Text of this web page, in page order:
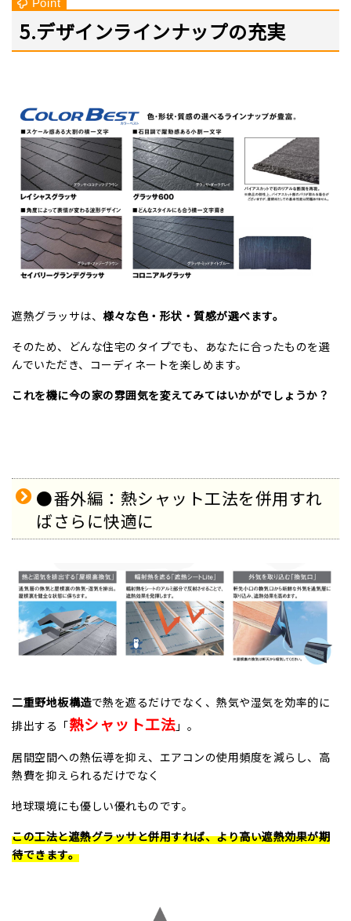
5.デザインラインナップの充実
遮熱グラッサは、 様々な色・形状・質感が選べます。
そのため、どんな住宅のタイプでも、あなたに合ったものを選
んでいただき、コーディネートを楽しめます。
これを機に今の家の雰囲気を変えてみてはいかがでしょうか？
●番外編：熱シャット工法を併用すれ
ばさらに快適に
二重野地板構造で熱を遮るだけでなく、熱気や湿気を効率的に
排出する「熱シャット工法 」。
居間空間への熱伝導を抑え、エアコンの使用頻度を減らし、高
熱費を抑えられるだけでなく
地球環境にも優しい優れものです。
この工法と遮熱グラッサと併用すれば、より高い遮熱効果が期
待できます。